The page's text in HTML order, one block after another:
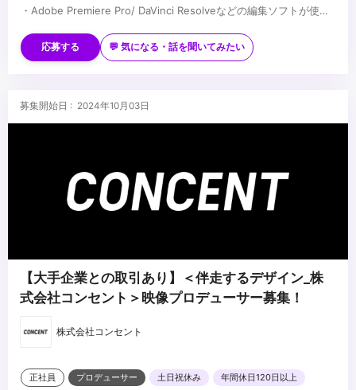
・Adobe Premiere Pro/ DaVinci Resolveなどの編集ソフトが使用
・パワーポイント、エクセルなどの事務ソフトが使用できる
・Adobe Illustlator,Photoshopなどのデザインソフトが使用できる
・VR/AR/XRへの興味関心
・企画提案が得意・好きな方
...
応募する 💬 気になる・話を聞いてみたい
募集開始日 : 2024年10月03日
【大手企業との取引あり】＜伴走するデザイン_株
式会社コンセント＞映像プロデューサー募集！
株式会社コンセント
正社員 プロデューサー 土日祝休み
年間休日120日以上